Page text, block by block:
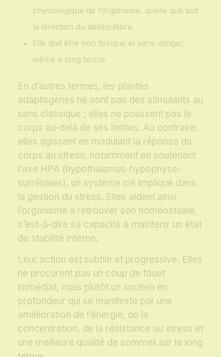
physiologique de l’organisme, quelle que soit
la direction du déséquilibre.
Elle doit être non toxique et sans danger,
même à long terme.
En d’autres termes, les plantes
adaptogènes ne sont pas des stimulants au
sens classique ; elles ne poussent pas le
corps au-delà de ses limites. Au contraire,
elles agissent en modulant la réponse du
corps au stress, notamment en soutenant
l’axe HPA (hypothalamus-hypophyse-
surrénales), un système clé impliqué dans
la gestion du stress. Elles aident ainsi
l’organisme à retrouver son homéostasie,
c’est-à-dire sa capacité à maintenir un état
de stabilité interne.
Leur action est subtile et progressive. Elles
ne procurent pas un coup de fouet
immédiat, mais plutôt un soutien en
profondeur qui se manifeste par une
amélioration de l’énergie, de la
concentration, de la résistance au stress et
une meilleure qualité de sommeil sur le long